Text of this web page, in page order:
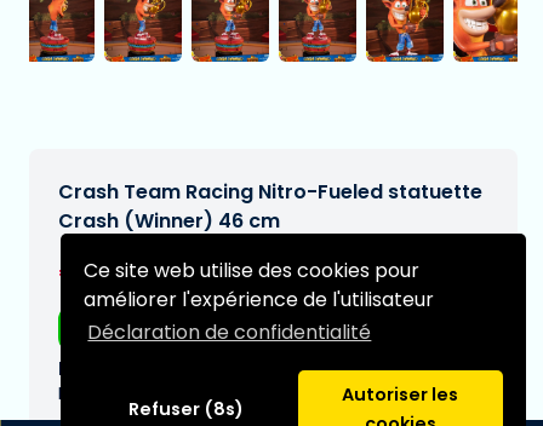
Ce site web utilise des cookies pour
améliorer l'expérience de l'utilisateur
Déclaration de confidentialité
Refuser (8s)
Autoriser les
Crash Team Racing Nitro-Fueled statuette
Crash (Winner) 46 cm
€424,97[Sous réserve de modifications]
Livraison gratuite
Date de livraison prévue:
N/A